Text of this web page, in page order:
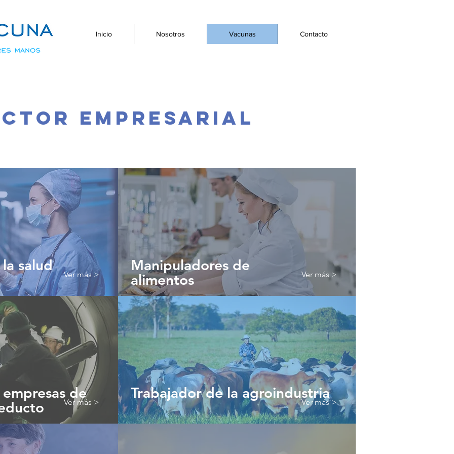
Inicio Nosotros Vacunas Contacto
EMPRESARIAL
salud
Ver más >
de
Ver más >
Manipuladores de
alimentos
Ver más >
Trabajador de la agroindustria
Ver más >